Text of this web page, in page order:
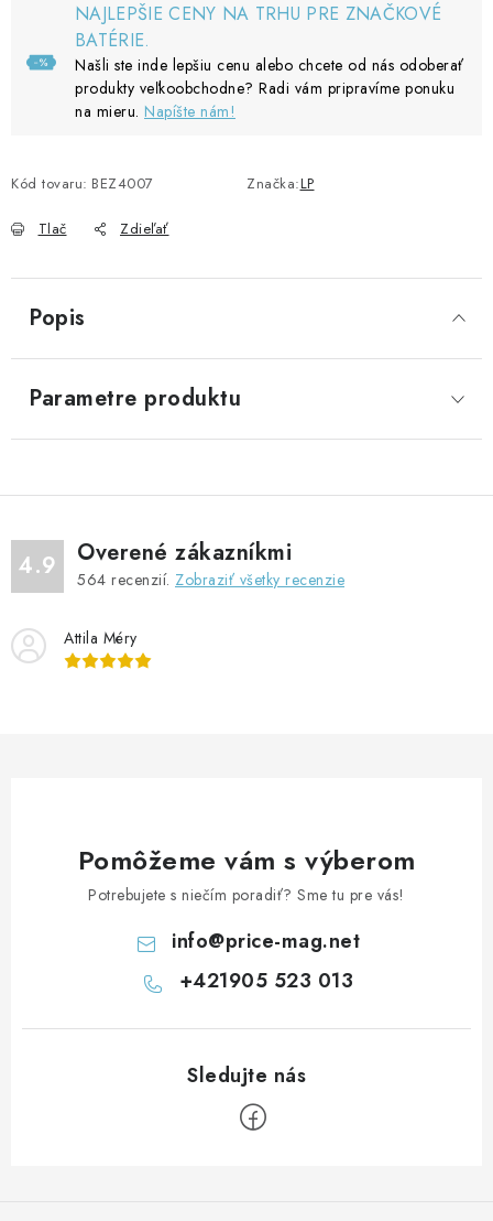
NAJLEPŠIE CENY NA TRHU PRE ZNAČKOVÉ
BATÉRIE.
Našli ste inde lepšiu cenu alebo chcete od nás odoberať
produkty veľkoobchodne? Radi vám pripravíme ponuku
na mieru. Napíšte nám!
Kód tovaru: BEZ4007 Značka:LP
Tlač Zdieľať
Popis
Parametre produktu
4.9 Overené zákazníkmi
564 recenzií. Zobraziť všetky recenzie
Attila Méry
Pomôžeme vám s výberom
Potrebujete s niečím poradiť? Sme tu pre vás!
info@price-mag.net
+421905 523 013